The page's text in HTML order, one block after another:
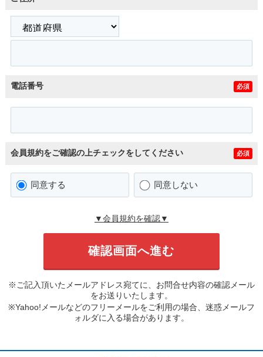
電話番号 必須
会員規約をご確認の上チェックをしてください 必須
同意する 同意しない
▼会員規約を確認▼
※ご記入頂いたメールアドレス宛てに、お問合せ内容の確認メール
をお送りいたします。
※Yahoo!メールなどのフリーメールをご利用の場合、迷惑メールフ
ォルダに入る場合があります。